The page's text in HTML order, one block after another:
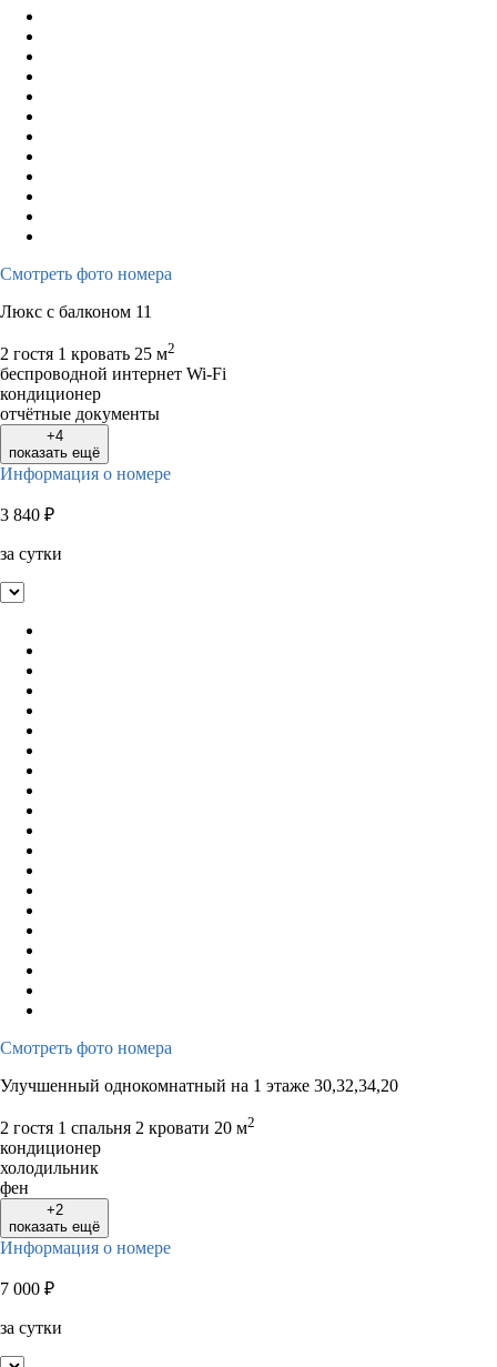
Смотреть фото номера
Люкс с балконом 11
2 гостя 1 кровать 25 м2
беспроводной интернет Wi-Fi
кондиционер
отчётные документы
+4
показать ещё
Информация о номере
3 840 ₽
за сутки
Смотреть фото номера
Улучшенный однокомнатный на 1 этаже 30,32,34,20
2 гостя 1 спальня 2 кровати 20 м2
кондиционер
холодильник
фен
+2
показать ещё
Информация о номере
7 000 ₽
за сутки